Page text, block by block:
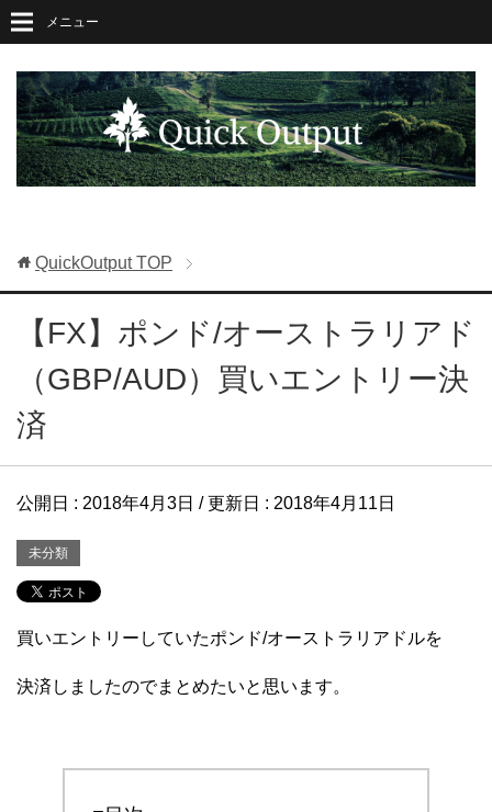
メニュー
QuickOutputTOP
【FX】ポンド/オーストラリアド
（GBP/AUD）買いエントリー決
済
公開日 : 2018年4月3日 / 更新日 : 2018年4月11日
未分類
買いエントリーしていたポンド/オーストラリアドルを
決済しましたのでまとめたいと思います。